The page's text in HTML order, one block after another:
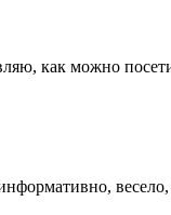
как можно